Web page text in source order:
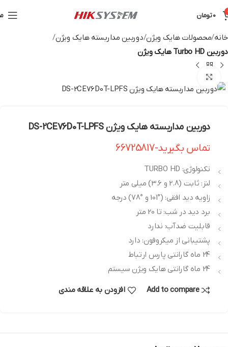
0تومان
خانه محصولات هایک ویژن دوربین مداربسته هایک ویژن
دوربین Turbo HD هایک ویژن
دوربین مداربسته هایک ویژن DS-2CE76D0T-LPFS
تماس بگیرید-66725817
تکنولوژی: TURBO HD
لنز: ثابت (2.8 و 3.6) میلی متر
زاویه دید افقی: (°101 و °78) درجه
برد دید در شب: تا 20 متر
قابلیت ضدآب: ندارد
پشتیبانی از میکروفون: دارد
24 ماه گارانتی پارس ارتباط
24 ماه گارانتی هایک ویژن سیستم
Add to compare افزودن به علاقه مندی